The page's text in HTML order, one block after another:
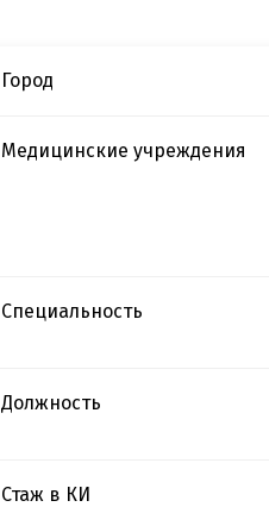
Город
Медицинские учреждения
Специальность
Должность
Стаж в КИ